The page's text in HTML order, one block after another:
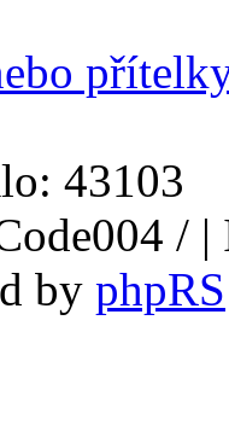
43103
/ |
by phpRS